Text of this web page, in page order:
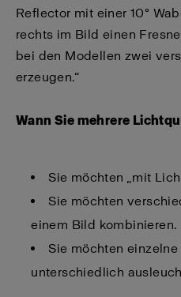
Reflector mit einer 10°
rechts im Bild einen
bei den Modellen zwei
erzeugen.“
Wann Sie mehrere
Sie möchten „mit
Sie möchten
einem Bild kombinieren.
Sie möchten
unterschiedlich